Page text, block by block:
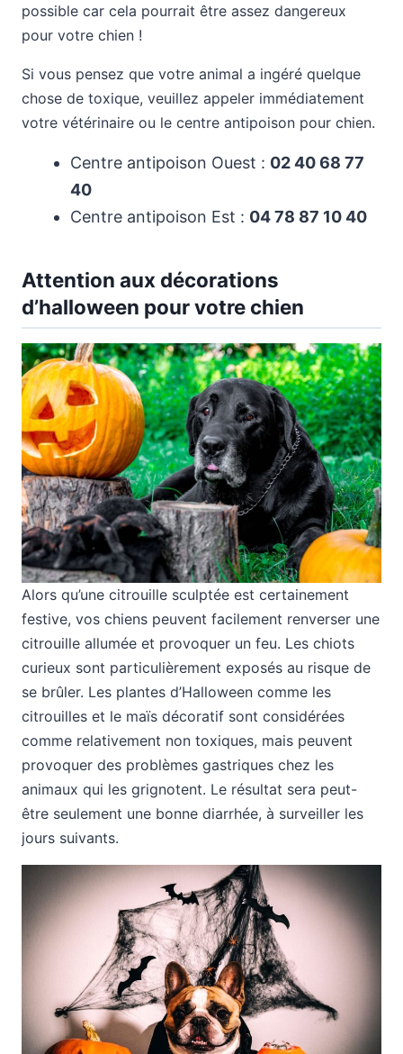
possible car cela pourrait être assez dangereux
pour votre chien !
Si vous pensez que votre animal a ingéré quelque
chose de toxique, veuillez appeler immédiatement
votre vétérinaire ou le centre antipoison pour chien.
Centre antipoison Ouest : 02 40 68 77
40
Centre antipoison Est : 04 78 87 10 40
Attention aux décorations
d’halloween pour votre chien
Alors qu’une citrouille sculptée est certainement
festive, vos chiens peuvent facilement renverser une
citrouille allumée et provoquer un feu. Les chiots
curieux sont particulièrement exposés au risque de
se brûler. Les plantes d’Halloween comme les
citrouilles et le maïs décoratif sont considérées
comme relativement non toxiques, mais peuvent
provoquer des problèmes gastriques chez les
animaux qui les grignotent. Le résultat sera peut-
être seulement une bonne diarrhée, à surveiller les
jours suivants.